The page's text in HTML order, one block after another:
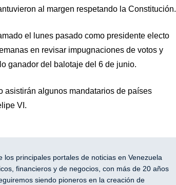
al margen respetando la Constitución.
el lunes pasado como presidente electo
en revisar impugnaciones de votos y
ganador del balotaje del 6 de junio.
asistirán algunos mandatarios de países
VI.
los principales portales de noticias en Venezuela
financieros y de negocios, con más de 20 años
siendo pioneros en la creación de